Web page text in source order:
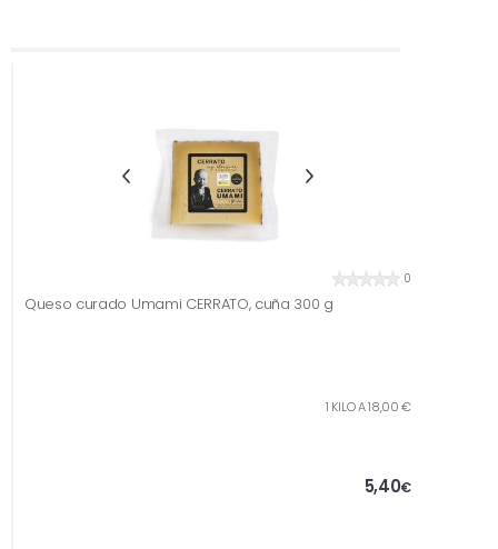
0
Queso curado Umami CERRATO, cuña 300 g
1 KILO A 18,00 €
5,40€